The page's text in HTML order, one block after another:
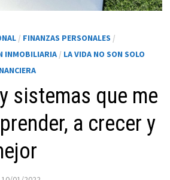
/ FINANZAS PERSONALES /
INMOBILIARIA/ LA VIDA NO SON SOLO
sistemas que me
a crecer y